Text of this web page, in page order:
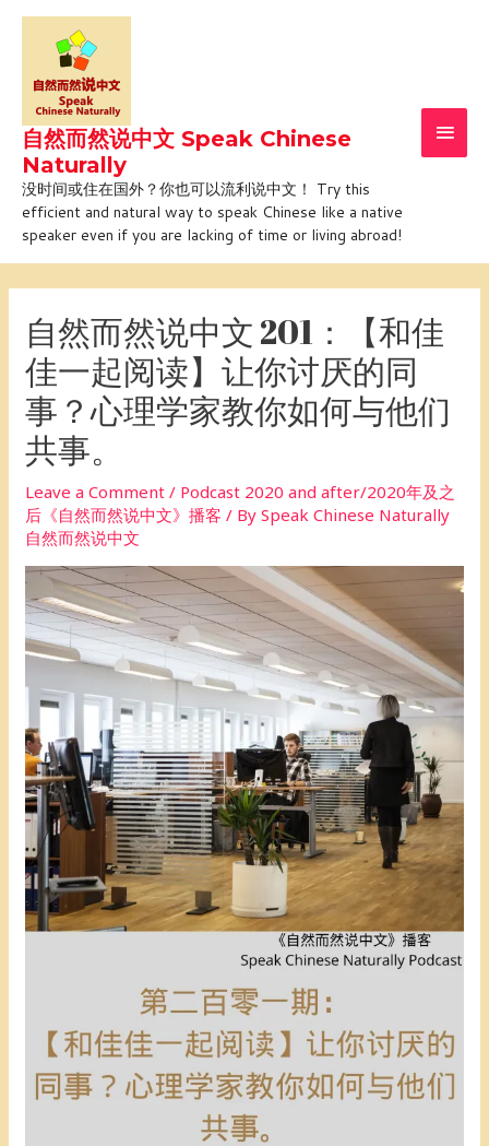
Skip
content
自然而然说中文 Speak Chinese
Naturally
没时间或住在国外？你也可以流利说中文！ Try this
efficient and natural way to speak Chinese like a native
speaker even if you are lacking of time or living abroad!
自然而然说中文 201：【和佳
佳一起阅读】让你讨厌的同
事？心理学家教你如何与他们
共事。
Leave a Comment / Podcast 2020 and after/2020年及之
后《自然而然说中文》播客 / BySpeak Chinese Naturally
自然而然说中文